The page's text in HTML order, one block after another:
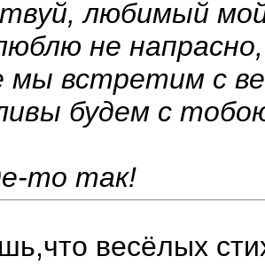
любимый
не напрасно,
мы встретим с
будем с
то так!
весёлых